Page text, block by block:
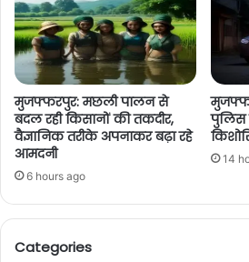
मुजफ्फरपुर: मछली पालन से
बदल रही किसानों की तकदीर,
वैज्ञानिक तरीके अपनाकर बढ़ा रहे
आमदनी
6 hours ago
पुलिस
14
Categories